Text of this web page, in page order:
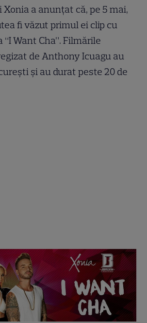
Xonia a anunţat că, pe 5 mai,
fi văzut primul ei clip cu
Want Cha”. Filmările
de Anthony Icuagu au
şi au durat peste 20 de